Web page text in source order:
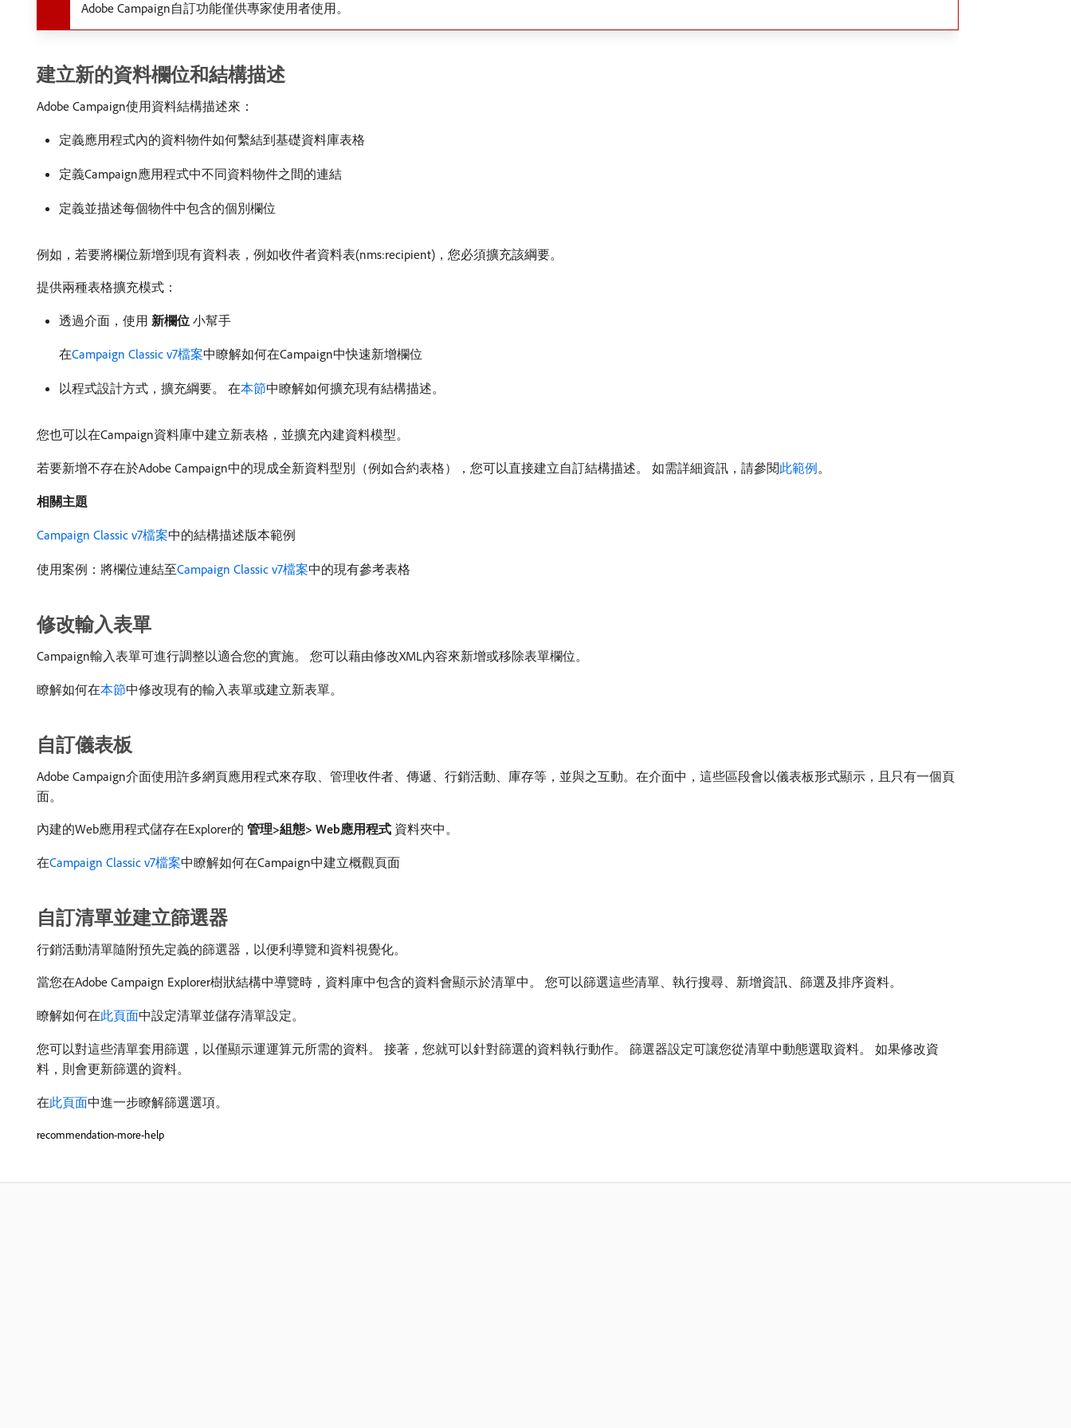
Adobe Campaign自訂功能僅供專家使用者使用。
建立新的資料欄位和結構描述
Adobe Campaign使用資料結構描述來：
定義應用程式內的資料物件如何繫結到基礎資料庫表格
定義Campaign應用程式中不同資料物件之間的連結
定義並描述每個物件中包含的個別欄位
例如，若要將欄位新增到現有資料表，例如收件者資料表(nms:recipient)，您必須擴充該綱要。
提供兩種表格擴充模式：
透過介面，使用​ 新欄位 ​小幫手
在Campaign Classic v7檔案中瞭解如何在Campaign中快速新增欄位
以程式設計方式，擴充綱要。 在本節中瞭解如何擴充現有結構描述。
您也可以在Campaign資料庫中建立新表格，並擴充內建資料模型。
若要新增不存在於Adobe Campaign中的現成全新資料型別（例如合約表格），您可以直接建立自訂結構描述。 如需詳細資訊，請參閱此範例。
相關主題
Campaign Classic v7檔案中的結構描述版本範例
使用案例：將欄位連結至Campaign Classic v7檔案中的現有參考表格
修改輸入表單
Campaign輸入表單可進行調整以適合您的實施。 您可以藉由修改XML內容來新增或移除表單欄位。
瞭解如何在本節中修改現有的輸入表單或建立新表單。
自訂儀表板
Adobe Campaign介面使用許多網頁應用程式來存取、管理收件者、傳遞、行銷活動、庫存等，並與之互動。在介面中，這些區段會以儀表板形式顯示，且只有一個頁
面。
內建的Web應用程式儲存在Explorer的​ 管理>組態> Web應用程式 ​資料夾中。
在Campaign Classic v7檔案中瞭解如何在Campaign中建立概觀頁面
自訂清單並建立篩選器
行銷活動清單隨附預先定義的篩選器，以便利導覽和資料視覺化。
當您在Adobe Campaign Explorer樹狀結構中導覽時，資料庫中包含的資料會顯示於清單中。 您可以篩選這些清單、執行搜尋、新增資訊、篩選及排序資料。
瞭解如何在此頁面中設定清單並儲存清單設定。
您可以對這些清單套用篩選，以僅顯示運運算元所需的資料。 接著，您就可以針對篩選的資料執行動作。 篩選器設定可讓您從清單中動態選取資料。 如果修改資
料，則會更新篩選的資料。
在此頁面中進一步瞭解篩選選項。
recommendation-more-help